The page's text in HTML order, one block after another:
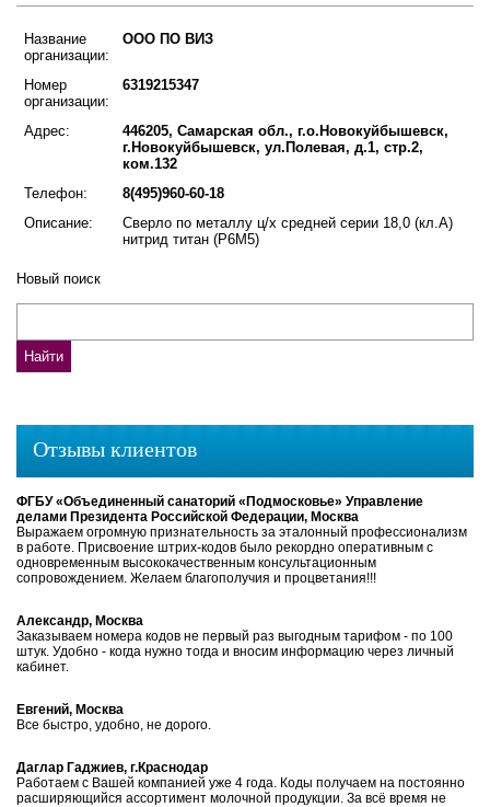
Название
организации:
ООО ПО ВИЗ
Номер
организации:
6319215347
Адрес:
446205, Самарская обл., г.о.Новокуйбышевск,
г.Новокуйбышевск, ул.Полевая, д.1, стр.2,
ком.132
Телефон:
8(495)960-60-18
Описание:
Сверло по металлу ц/х средней серии 18,0 (кл.А)
нитрид титан (Р6М5)
Новый поиск
Отзывы клиентов
ФГБУ «Объединенный санаторий «Подмосковье» Управление
делами Президента Российской Федерации, Москва
Выражаем огромную признательность за эталонный профессионализм
в работе. Присвоение штрих-кодов было рекордно оперативным с
одновременным высококачественным консультационным
сопровождением. Желаем благополучия и процветания!!!
Александр, Москва
Заказываем номера кодов не первый раз выгодным тарифом - по 100
штук. Удобно - когда нужно тогда и вносим информацию через личный
кабинет.
Евгений, Москва
Все быстро, удобно, не дорого.
Даглар Гаджиев, г.Краснодар
Работаем с Вашей компанией уже 4 года. Коды получаем на постоянно
расширяющийся ассортимент молочной продукции. За всё время не